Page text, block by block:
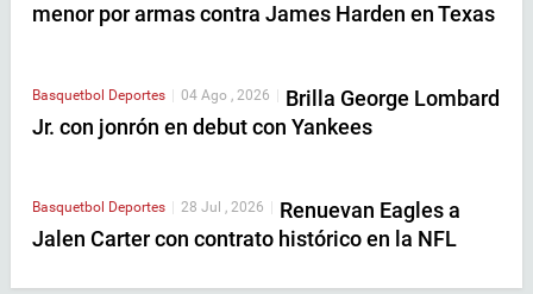
menor por armas contra James Harden en Texas
Basquetbol Deportes | 04 Ago , 2026 | Brilla George Lombard
Jr. con jonrón en debut con Yankees
Basquetbol Deportes 28 Jul , 2026
Renuevan Eagles a
Jalen Carter con contrato histórico en la NFL